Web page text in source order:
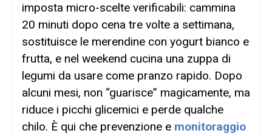
imposta micro-scelte verificabili: cammina
20 minuti dopo cena tre volte a settimana,
sostituisce le merendine con yogurt bianco e
frutta, e nel weekend cucina una zuppa di
legumi da usare come pranzo rapido. Dopo
alcuni mesi, non “guarisce” magicamente, ma
riduce i picchi glicemici e perde qualche
chilo. È qui che prevenzione e monitoraggio